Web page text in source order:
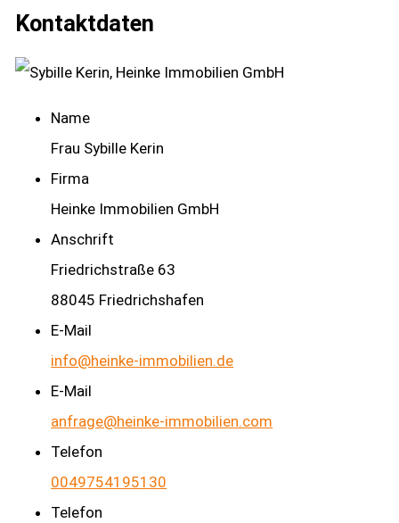
Kontaktdaten
Name
Frau Sybille Kerin
Firma
Heinke Immobilien GmbH
Anschrift
Friedrichstraße 63
88045 Friedrichshafen
E-Mail
info@heinke-immobilien.de
E-Mail
anfrage@heinke-immobilien.com
Telefon
0049754195130
Telefon